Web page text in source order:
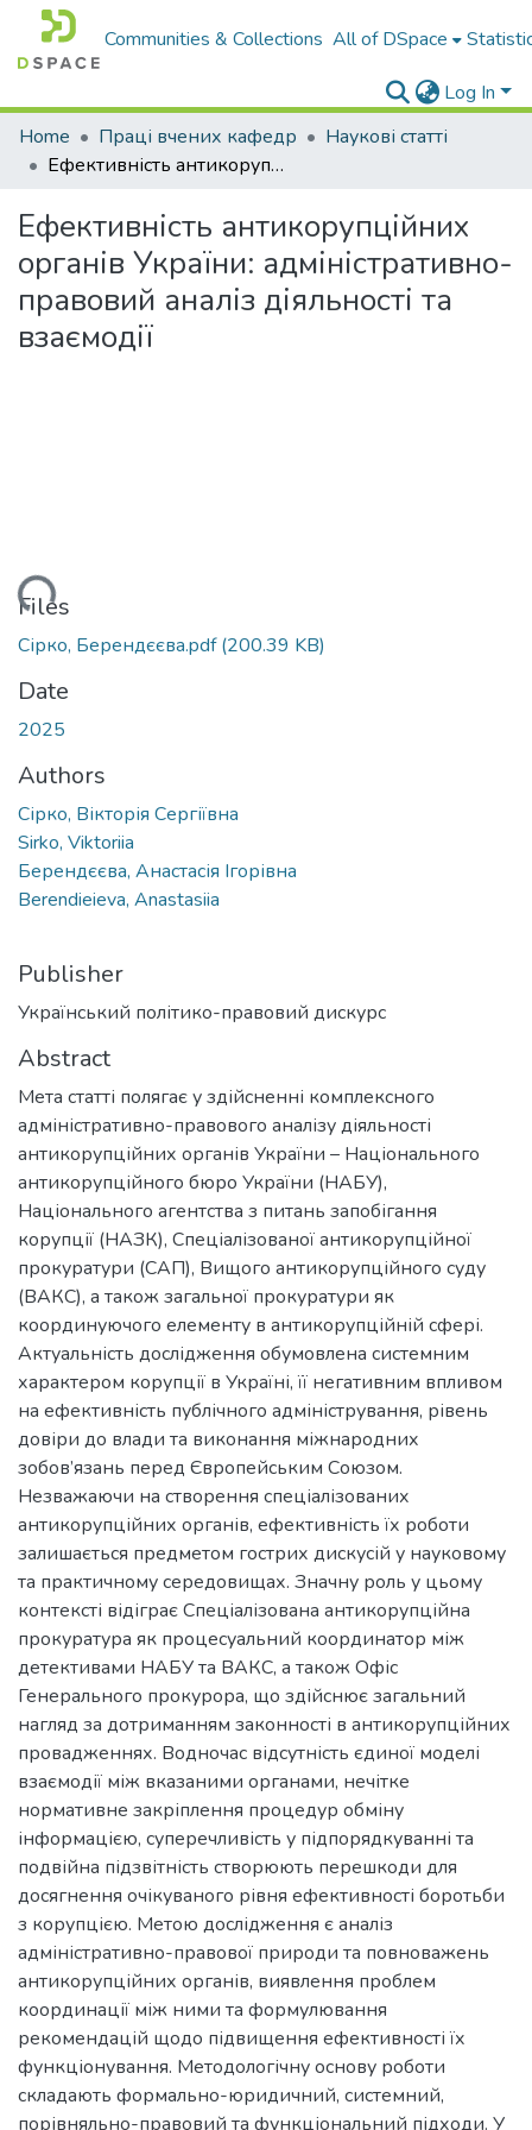
Communities & Collections All of DSpace
Log In
Home
Праці вчених кафедр
Наукові статті
Ефективність антикорупційних органів України: адміністративно-правовий аналіз діяльності та взаємодії
Ефективність антикорупційних
органів України: адміністративно-
правовий аналіз діяльності та
взаємодії
Files
Сірко, Берендєєва.pdf(200.39 KB)
Date
2025
Authors
Сірко, Вікторія Сергіївна
Sirko, Viktoriia
Берендєєва, Анастасія Ігорівна
Berendieieva, Anastasiia
Publisher
Український політико-правовий дискурс
Abstract
Мета статті полягає у здійсненні комплексного
адміністративно-правового аналізу діяльності
антикорупційних органів України – Національного
антикорупційного бюро України (НАБУ),
Національного агентства з питань запобігання
корупції (НАЗК), Спеціалізованої антикорупційної
прокуратури (САП), Вищого антикорупційного суду
(ВАКС), а також загальної прокуратури як
координуючого елементу в антикорупційній сфері.
Актуальність дослідження обумовлена системним
характером корупції в Україні, її негативним впливом
на ефективність публічного адміністрування, рівень
довіри до влади та виконання міжнародних
зобов’язань перед Європейським Союзом.
Незважаючи на створення спеціалізованих
антикорупційних органів, ефективність їх роботи
залишається предметом гострих дискусій у науковому
та практичному середовищах. Значну роль у цьому
контексті відіграє Спеціалізована антикорупційна
прокуратура як процесуальний координатор між
детективами НАБУ та ВАКС, а також Офіс
Генерального прокурора, що здійснює загальний
нагляд за дотриманням законності в антикорупційних
провадженнях. Водночас відсутність єдиної моделі
взаємодії між вказаними органами, нечітке
нормативне закріплення процедур обміну
інформацією, суперечливість у підпорядкуванні та
подвійна підзвітність створюють перешкоди для
досягнення очікуваного рівня ефективності боротьби
з корупцією. Метою дослідження є аналіз
адміністративно-правової природи та повноважень
антикорупційних органів, виявлення проблем
координації між ними та формулювання
рекомендацій щодо підвищення ефективності їх
функціонування. Методологічну основу роботи
складають формально-юридичний, системний,
порівняльно-правовий та функціональний підходи. У